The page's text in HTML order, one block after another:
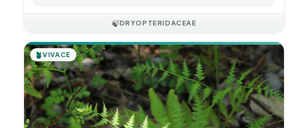
🍃DRYOPTERIDACEAE
🪴VIVACE